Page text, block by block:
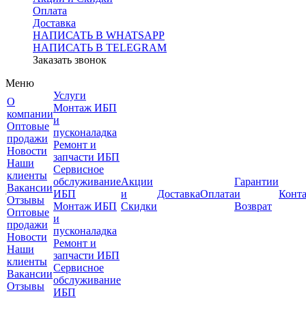
Оплата
Доставка
НАПИСАТЬ В WHATSAPP
НАПИСАТЬ В TELEGRAM
Заказать звонок
Меню
О
компании
Оптовые
продажи
Новости
Наши
клиенты
Вакансии
Отзывы
Оптовые
продажи
Новости
Наши
клиенты
Вакансии
Отзывы
Услуги
Монтаж ИБП
и
пусконаладка
Ремонт и
запчасти ИБП
Сервисное
обслуживание
ИБП
Монтаж ИБП
и
пусконаладка
Ремонт и
запчасти ИБП
Сервисное
обслуживание
ИБП
Акции
и
Скидки
ДоставкаОплата
Гарантии
и
Возврат